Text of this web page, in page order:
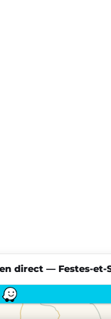
direct — Festes-et-